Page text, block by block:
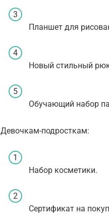
Планшет для
Новый стильный
Обучающий набор
Девочкам-подросткам:
Набор косметики.
Сертификат на